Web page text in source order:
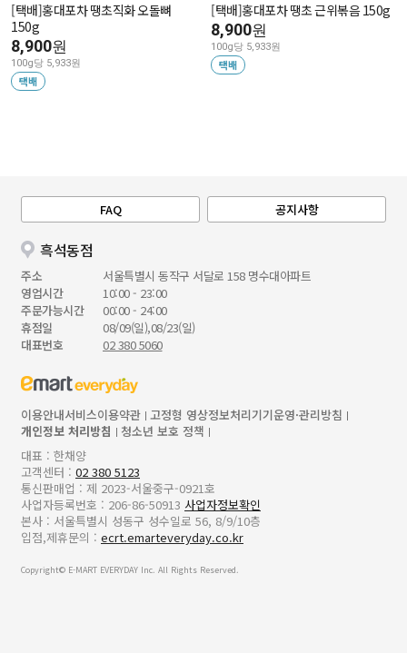
[택배]홍대포차 땡초직화 오돌뼈
150g
8,900원
100g당 5,933원
택배
[택배]홍대포차 땡초 근위볶음 150g
8,900원
100g당 5,933원
택배
FAQ 공지사항
흑석동점
주소
서울특별시 동작구 서달로 158 명수대아파트
영업시간
10:00 - 23:00
주문가능시간
00:00 - 24:00
휴점일
08/09(일),08/23(일)
대표번호
02 380 5060
이용안내서비스이용약관 고정형 영상정보처리기기운영·관리방침
개인정보 처리방침
청소년 보호 정책
대표 : 한채양
고객센터 : 02 380 5123
통신판매업 : 제 2023-서울중구-0921호
사업자등록번호 : 206-86-50913 사업자정보확인
본사 : 서울특별시 성동구 성수일로 56, 8/9/10층
입점,제휴문의 : ecrt.emarteveryday.co.kr
Copyright© E-MART EVERYDAY Inc. All Rights Reserved.